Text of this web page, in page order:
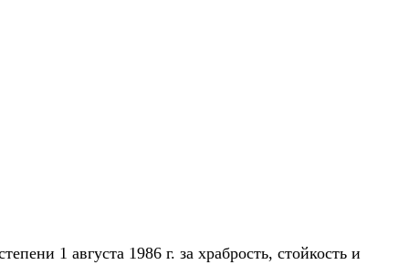
1 августа 1986 г. за храбрость, стойкость и